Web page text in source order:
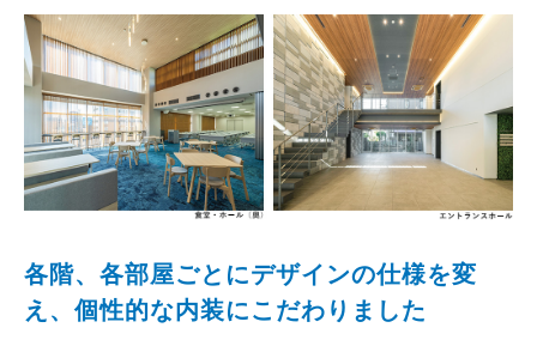
各階、各部屋ごとにデザインの仕様を変
え、個性的な内装にこだわりました